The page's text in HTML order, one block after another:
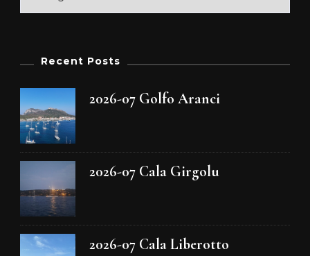
Recent Posts
2026-07 Golfo Aranci
2026-07 Cala Girgolu
2026-07 Cala Liberotto